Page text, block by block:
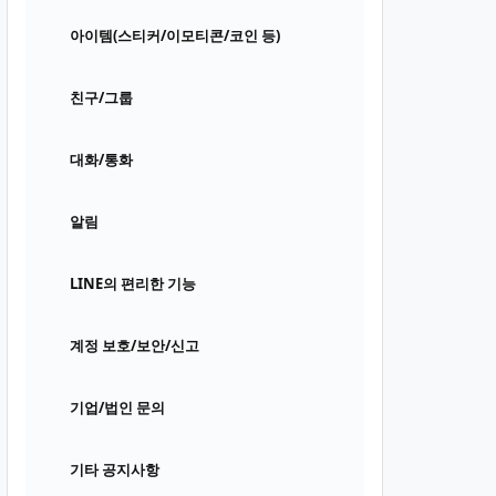
아이템(스티커/이모티콘/코인 등)
친구/그룹
대화/통화
알림
LINE의 편리한 기능
계정 보호/보안/신고
기업/법인 문의
기타 공지사항